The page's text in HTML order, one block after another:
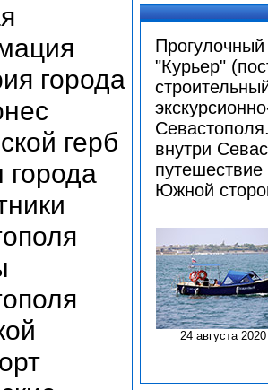
города
герб
города
"Курьер"
внутри
Южной
24 августа 2020